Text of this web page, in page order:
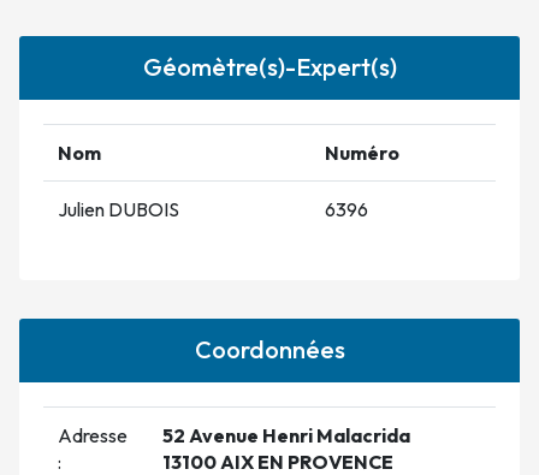
Géomètre(s)-Expert(s)
Nom Numéro
Julien DUBOIS 6396
Coordonnées
Adresse
:
52 Avenue Henri Malacrida
13100 AIX EN PROVENCE